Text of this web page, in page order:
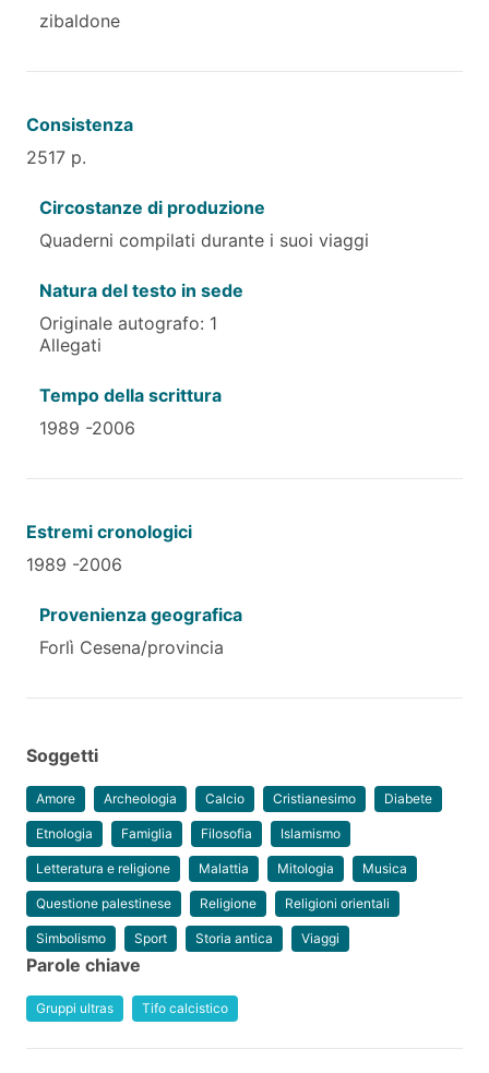
zibaldone
Consistenza
2517 p.
Circostanze di produzione
Quaderni compilati durante i suoi viaggi
Natura del testo in sede
Originale autografo: 1
Allegati
Tempo della scrittura
1989 -2006
Estremi cronologici
1989 -2006
Provenienza geografica
Forlì Cesena/provincia
Soggetti
Amore Archeologia Calcio Cristianesimo Diabete
Etnologia Famiglia Filosofia Islamismo
Letteratura e religione Malattia Mitologia Musica
Questione palestinese Religione Religioni orientali
Simbolismo Sport Storia antica Viaggi
Parole chiave
Gruppi ultras Tifo calcistico